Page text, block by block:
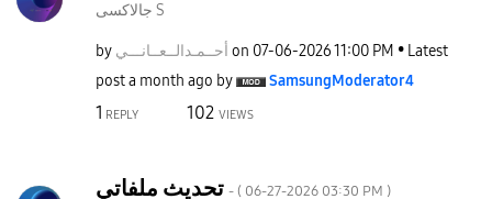
جالاكسى S
by أحــمـدالــعــانـــي on ‎07-06-202611:00 PM
Latest
posta month ago by SamsungModerator4
1 REPLY 102 VIEWS
تحديث ملفاتي - ( ‎06-27-2026 03:30 PM )